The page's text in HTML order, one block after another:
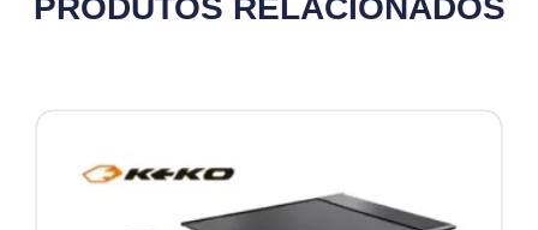
PRODUTOS RELACIONADOS